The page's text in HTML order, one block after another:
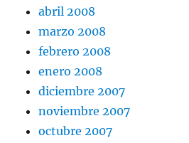
abril 2008
marzo 2008
febrero 2008
enero 2008
diciembre 2007
noviembre 2007
octubre 2007